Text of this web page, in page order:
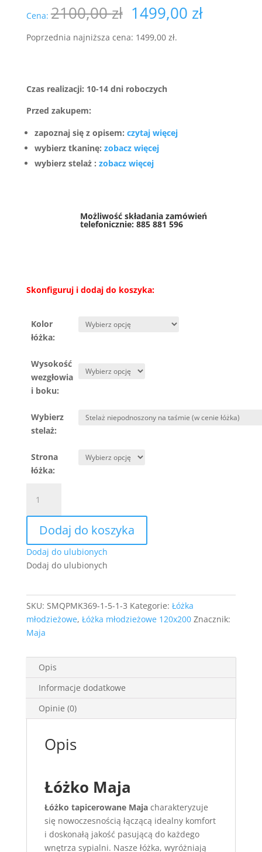
Cena: 2100,00zł Pierwotna
cena
wynosiła:
1499,00 zł
Poprzednia najniższa cena: 1499,00 zł.
Czas realizacji: 10-14 dni roboczych
Przed zakupem:
zapoznaj się z opisem: czytaj więcej
wybierz tkaninę: zobacz więcej
wybierz stelaż : zobacz więcej
Możliwość składania zamówień
telefonicznie: 885 881 596
Skonfiguruj i dodaj do koszyka:
Kolor
łóżka:
Wysokość
wezgłowia
i boku:
Wybierz
stelaż:
Strona
łóżka:
Łóżko
narożne
Maja
120x200
ze
stelażem
Dodaj do koszyka
Dodaj do ulubionych
Dodaj do ulubionych
SKU: SMQPMK369-1-5-1-3 Kategorie: Łóżka
młodzieżowe, Łóżka młodzieżowe 120x200 Znacznik:
Maja
Opis
Informacje dodatkowe
Opinie (0)
Opis
Łóżko Maja
Łóżko tapicerowane Maja charakteryzuje
się nowoczesnością łączącą idealny komfort
i doskonałą jakość pasującą do każdego
wnętrza sypialni. Nasze łóżka, wyróżniają